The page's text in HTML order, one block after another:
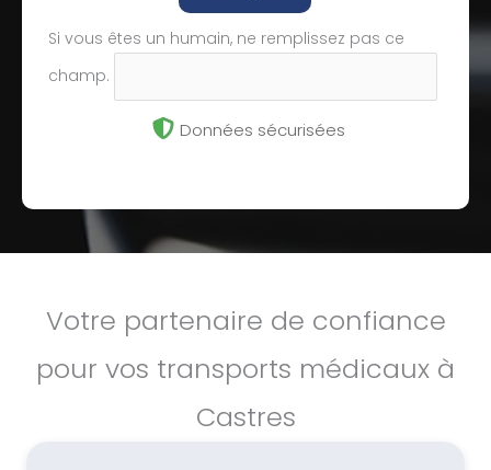
Si vous êtes un humain, ne remplissez pas ce
champ.
Données sécurisées
Votre partenaire de confiance
pour vos transports médicaux à
Castres